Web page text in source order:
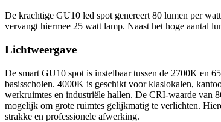
De krachtige GU10 led spot genereert 80 lumen per
vervangt hiermee 25 watt lamp. Naast het hoge aantal
Lichtweergave
De smart GU10 spot is instelbaar tussen de 2700K en
basisscholen. 4000K is geschikt voor klaslokalen,
werkruimtes en industriële hallen. De CRI-waarde van
mogelijk om grote ruimtes gelijkmatig te verlichten.
strakke en professionele afwerking.